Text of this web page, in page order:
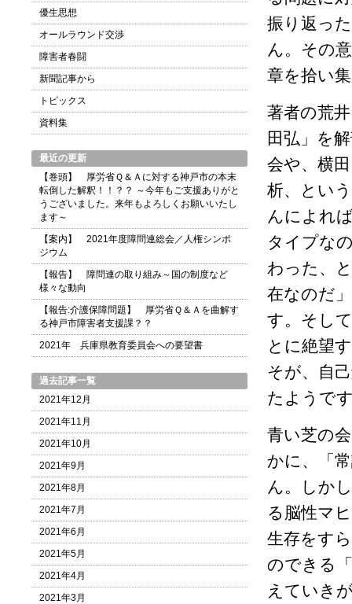
振り返っ
ん。その
章を拾い
著者の荒
田弘」を
会や、横
析、とい
んによれ
タイプな
わった、
在なのだ
す。そし
とに絶望
そが、自
たようで
青い芝の
かに、「
ん。しか
る脳性マ
生存をす
のできる
えていき
優生思想
オールラウンド交渉
障害者春闘
新聞記事から
トピックス
資料集
最近の更新
【巻頭】 厚労省Ｑ＆Ａに対する神戸市の本末
転倒した解釈！！？？ ～今年もご支援ありがと
うございました。来年もよろしくお願いいたし
ます～
【案内】 2021年度障問連総会／人権シンポ
ジウム
【報告】 障問連の取り組み～国の制度など
様々な動向
【報告:介護保障問題】 厚労省Ｑ＆Ａを曲解す
る神戸市障害者支援課？？
2021年 兵庫県教育委員会への要望書
過去記事一覧
2021年12月
2021年11月
2021年10月
2021年9月
2021年8月
2021年7月
2021年6月
2021年5月
2021年4月
2021年3月